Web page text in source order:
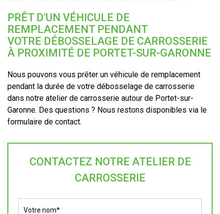
PRÊT D'UN VÉHICULE DE
REMPLACEMENT PENDANT
VOTRE DÉBOSSELAGE DE CARROSSERIE
À PROXIMITÉ DE PORTET-SUR-GARONNE
Nous pouvons vous prêter un véhicule de remplacement
pendant la durée de votre débosselage de carrosserie
dans notre atelier de carrosserie autour de Portet-sur-
Garonne. Des questions ? Nous restons disponibles via le
formulaire de contact.
CONTACTEZ NOTRE ATELIER DE
CARROSSERIE